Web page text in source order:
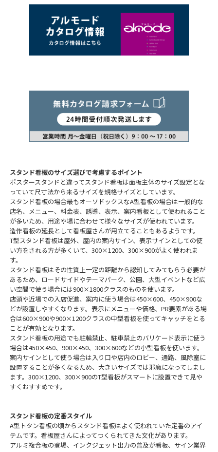
スタンド看板のサイズ選びで考慮するポイント
ポスタースタンドと違ってスタンド看板は面板主体のサイズ設定とな
っていて尺寸法から来るサイズを規格サイズとしています。
スタンド看板の場合最もオーソドックスなA型看板の場合は一般的な
店名、メニュー、料金表、誘導、表示、案内看板として使われること
が多いため、用途や場に合わせて様々なサイズが使われています。
造作看板の延長として看板屋さんが用立てることもあるようです。
T型スタンド看板は屋外、屋内の案内サイン、表示サインとしての使
い方をされる方が多くいて、300×1200、300×900がよく使われま
す。
スタンド看板はその性質上一定の距離から認知してみてもらう必要が
あるため、ロードサイドやテーマパーク、公園、大型イベントなど広
い空間で使う場合には900×1800クラスのものを使います。
店頭や近場での入店促進、案内に使う場合は450×600、450×900な
どが設置しやすくなります。表示にメニューや価格、PR要素がある場
合は600×900や900×1200クラスの中型看板を使ってキャッチをとる
ことが有効となります。
スタンド看板の用途でも駐輪禁止、駐車禁止のバリケード表示に使う
場合は450×450、900×450、300×600などの小型看板を使います。
案内サインとして使う場合は入り口や店内のロビー、通路、風除室に
設置することが多くなるため、大きいサイズでは邪魔になってしまし
ます。300×1200、300×900のT型看板がスマートに設置できて見や
すくおすすめです。
スタンド看板の定番スタイル
A型トタン看板の頃からスタンド看板はよく使われていた定番のアイ
テムです。看板屋さんによってつくられてきた文化があります。
アルミ複合板の登場、インクジェット出力の普及が看板、サイン業界